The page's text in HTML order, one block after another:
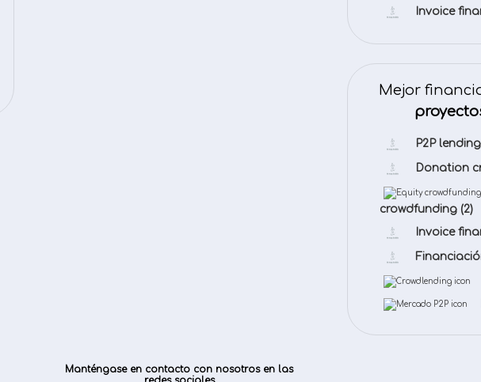
Invoice
Mejor
P2P lending
Donation
crowdfunding (2)
Invoice
Manténgase en contacto con nosotros en las